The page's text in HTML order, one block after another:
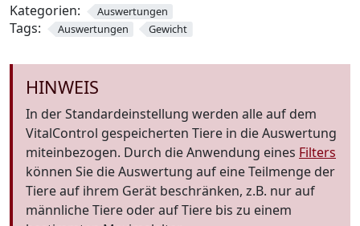
Kategorien: Auswertungen
Tags: Auswertungen Gewicht
HINWEIS
In der Standardeinstellung werden alle auf dem
VitalControl gespeicherten Tiere in die Auswertung
miteinbezogen. Durch die Anwendung eines Filters
können Sie die Auswertung auf eine Teilmenge der
Tiere auf ihrem Gerät beschränken, z.B. nur auf
männliche Tiere oder auf Tiere bis zu einem